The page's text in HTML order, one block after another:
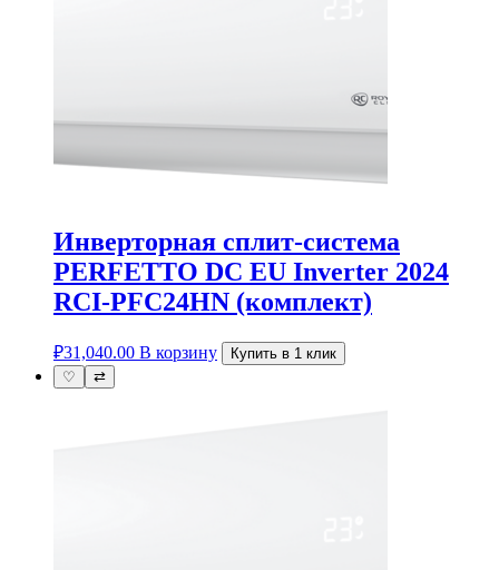
Инверторная сплит-система
PERFETTO DC EU Inverter 2024
RCI-PFC24HN (комплект)
₽31,040.00 В корзину
Купить в 1 клик
♡
⇄